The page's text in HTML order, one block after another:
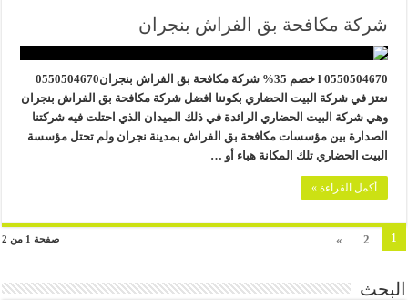
شركة مكافحة بق الفراش بنجران
0550504670 l خصم 35% شركة مكافحة بق الفراش بنجران0550504670
نعتز في شركة البيت الحضاري بكوننا افضل شركة مكافحة بق الفراش بنجران
وهي شركة البيت الحضاري الرائدة في ذلك الميدان الذي احتلت فيه شركتنا
الصدارة بين مؤسسات مكافحة بق الفراش بمدينة نجران ولم تحتل مؤسسة
البيت الحضاري تلك المكانة هباء أو …
أكمل القراءة »
صفحة 1 من 2 1
2
»
البحث